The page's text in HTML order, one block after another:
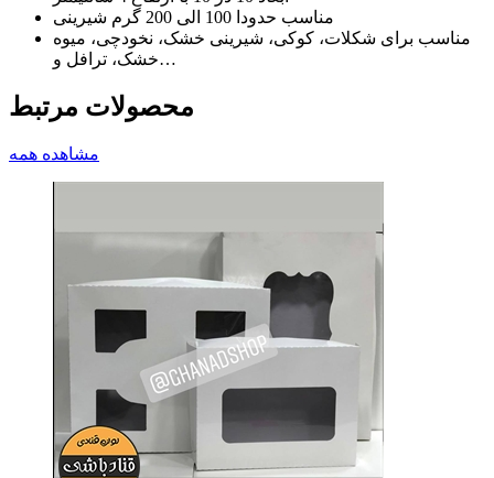
مناسب حدودا 100 الی 200 گرم شیرینی
مناسب برای شکلات، کوکی، شیرینی خشک، نخودچی، میوه
خشک، ترافل و…
محصولات مرتبط
مشاهده همه